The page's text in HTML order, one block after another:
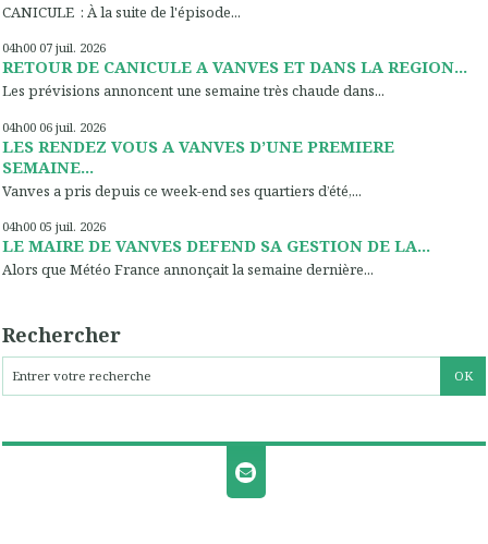
CANICULE : À la suite de l'épisode...
04h00 07 juil. 2026
RETOUR DE CANICULE A VANVES ET DANS LA REGION...
Les prévisions annoncent une semaine très chaude dans...
04h00 06 juil. 2026
LES RENDEZ VOUS A VANVES D’UNE PREMIERE
SEMAINE...
Vanves a pris depuis ce week-end ses quartiers d’été,...
04h00 05 juil. 2026
LE MAIRE DE VANVES DEFEND SA GESTION DE LA...
Alors que Météo France annonçait la semaine dernière...
Rechercher